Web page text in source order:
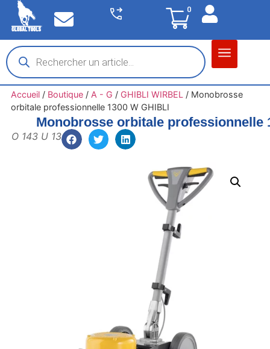
0
Accueil/ Boutique/ A - G / GHIBLI WIRBEL / Monobrosse
orbitale professionnelle 1300 W GHIBLI
Monobrosse orbitale professionnelle
O 143 U 13